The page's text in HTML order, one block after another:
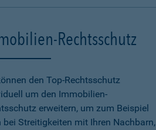
Rechtsschutz
den Top-Rechtsschutz
um den Immobilien-
erweitern, um zum Beispiel
bei Streitigkeiten mit Ihren Nachbarn,